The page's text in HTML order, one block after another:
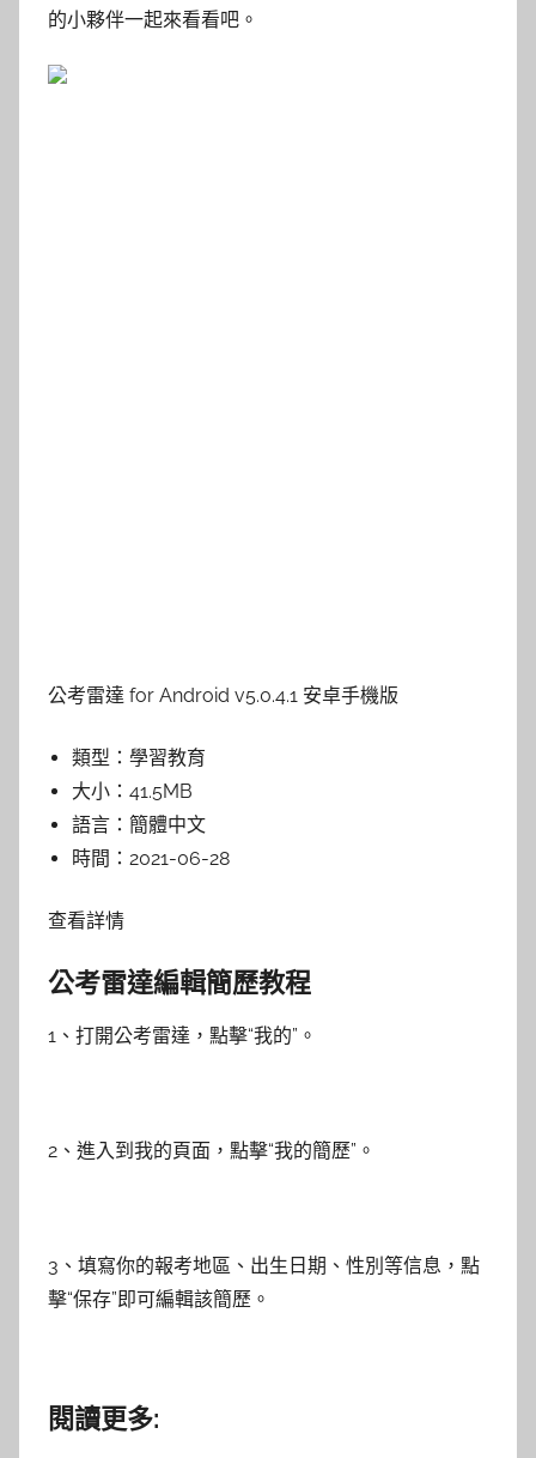
的小夥伴一起來看看吧。
公考雷達 for Android v5.0.4.1 安卓手機版
類型： 學習教育
大小： 41.5MB
語言： 簡體中文
時間： 2021-06-28
查看詳情
公考雷達編輯簡歷教程
1、打開公考雷達，點擊“我的”。
2、進入到我的頁面，點擊“我的簡歷”。
3、填寫你的報考地區、出生日期、性別等信息，點
擊“保存”即可編輯該簡歷。
閱讀更多: